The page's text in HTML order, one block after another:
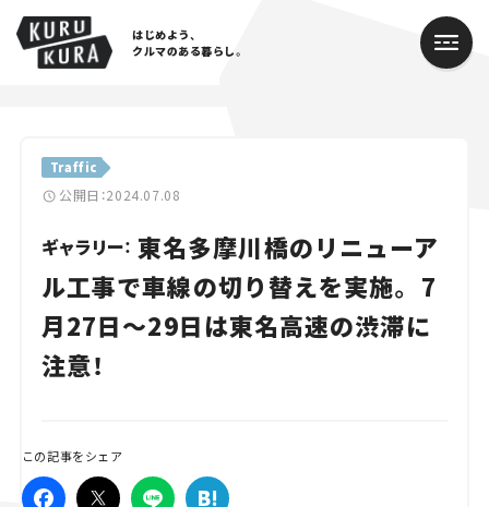
はじめよう、
クルマのある暮らし。
Traffic
公開日：2024.07.08
ギャラリー： 東名多摩川橋のリニューア
ル工事で車線の切り替えを実施。 7
月27日～29日は東名高速の渋滞に
注意！
この記事をシェア
Cars
Lifestyle
Traffic
Special
Campaign
人気のハッシュタグ